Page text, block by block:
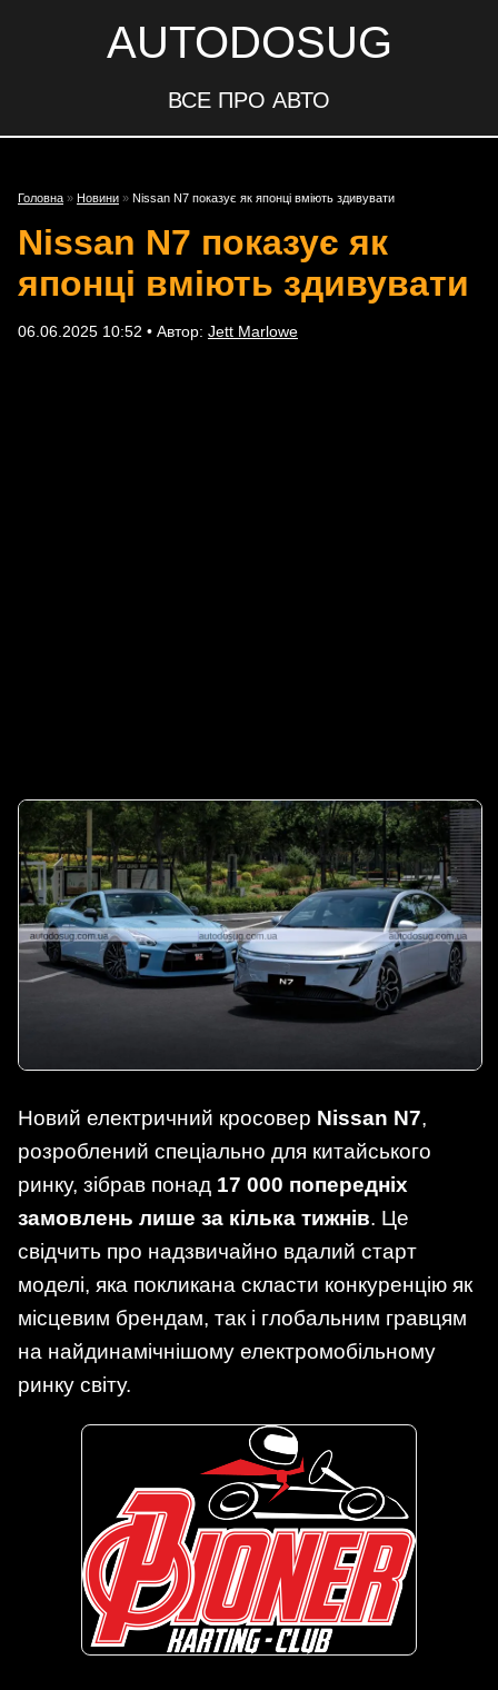
AUTODOSUG
ВСЕ ПРО АВТО
Головна » Новини » Nissan N7 показує як японці вміють здивувати
Nissan N7 показує як
японці вміють здивувати
06.06.2025 10:52 • Автор: Jett Marlowe
Новий електричний кросовер Nissan N7,
розроблений спеціально для китайського
ринку, зібрав понад 17 000 попередніх
замовлень лише за кілька тижнів. Це
свідчить про надзвичайно вдалий старт
моделі, яка покликана скласти конкуренцію як
місцевим брендам, так і глобальним гравцям
на найдинамічнішому електромобільному
ринку світу.